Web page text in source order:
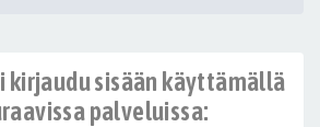
kirjaudu sisään käyttämällä
palveluissa: